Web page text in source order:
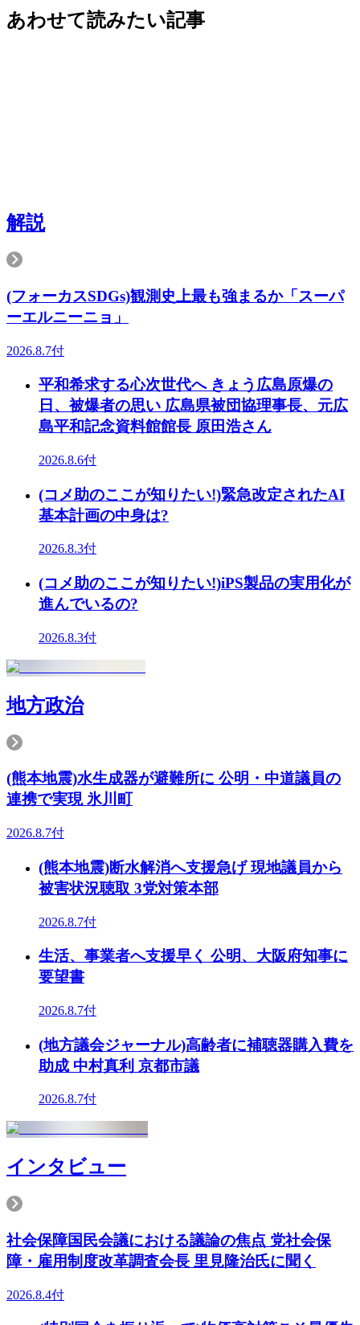
あわせて読みたい記事
解説
(フォーカスSDGs)観測史上最も強まるか「スーパ
ーエルニーニョ」
2026.8.7付
平和希求する心次世代へ きょう広島原爆の
日、被爆者の思い 広島県被団協理事長、元広
島平和記念資料館館長 原田浩さん
2026.8.6付
(コメ助のここが知りたい!)緊急改定されたAI
基本計画の中身は?
2026.8.3付
(コメ助のここが知りたい!)iPS製品の実用化が
進んでいるの?
2026.8.3付
地方政治
(熊本地震)水生成器が避難所に 公明・中道議員の
連携で実現 氷川町
2026.8.7付
(熊本地震)断水解消へ支援急げ 現地議員から
被害状況聴取 3党対策本部
2026.8.7付
生活、事業者へ支援早く 公明、大阪府知事に
要望書
2026.8.7付
(地方議会ジャーナル)高齢者に補聴器購入費を
助成 中村真利 京都市議
2026.8.7付
インタビュー
社会保障国民会議における議論の焦点 党社会保
障・雇用制度改革調査会長 里見隆治氏に聞く
2026.8.4付